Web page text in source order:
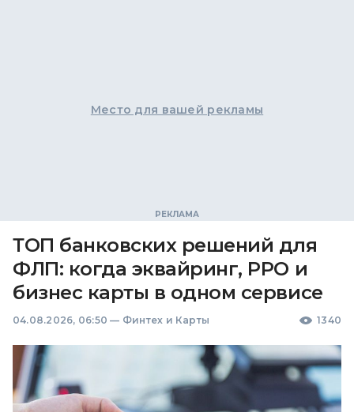
Место для вашей рекламы
ТОП банковских решений для
ФЛП: когда эквайринг, РРО и
бизнес карты в одном сервисе
04.08.2026, 06:50 — Финтех и Карты 1340